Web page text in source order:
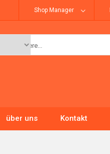
Shop Manager
über uns Kontakt